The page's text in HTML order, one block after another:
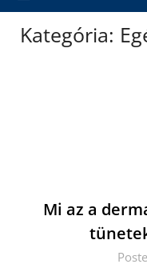
Kategória:
Mi az a